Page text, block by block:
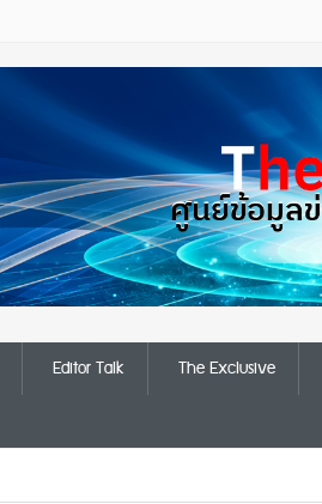
Editor Talk The Exclusive